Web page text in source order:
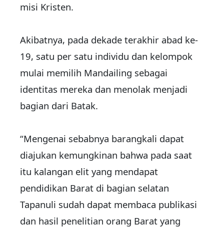
misi Kristen.
Akibatnya, pada dekade terakhir abad ke-
19, satu per satu individu dan kelompok
mulai memilih Mandailing sebagai
identitas mereka dan menolak menjadi
bagian dari Batak.
“Mengenai sebabnya barangkali dapat
diajukan kemungkinan bahwa pada saat
itu kalangan elit yang mendapat
pendidikan Barat di bagian selatan
Tapanuli sudah dapat membaca publikasi
dan hasil penelitian orang Barat yang